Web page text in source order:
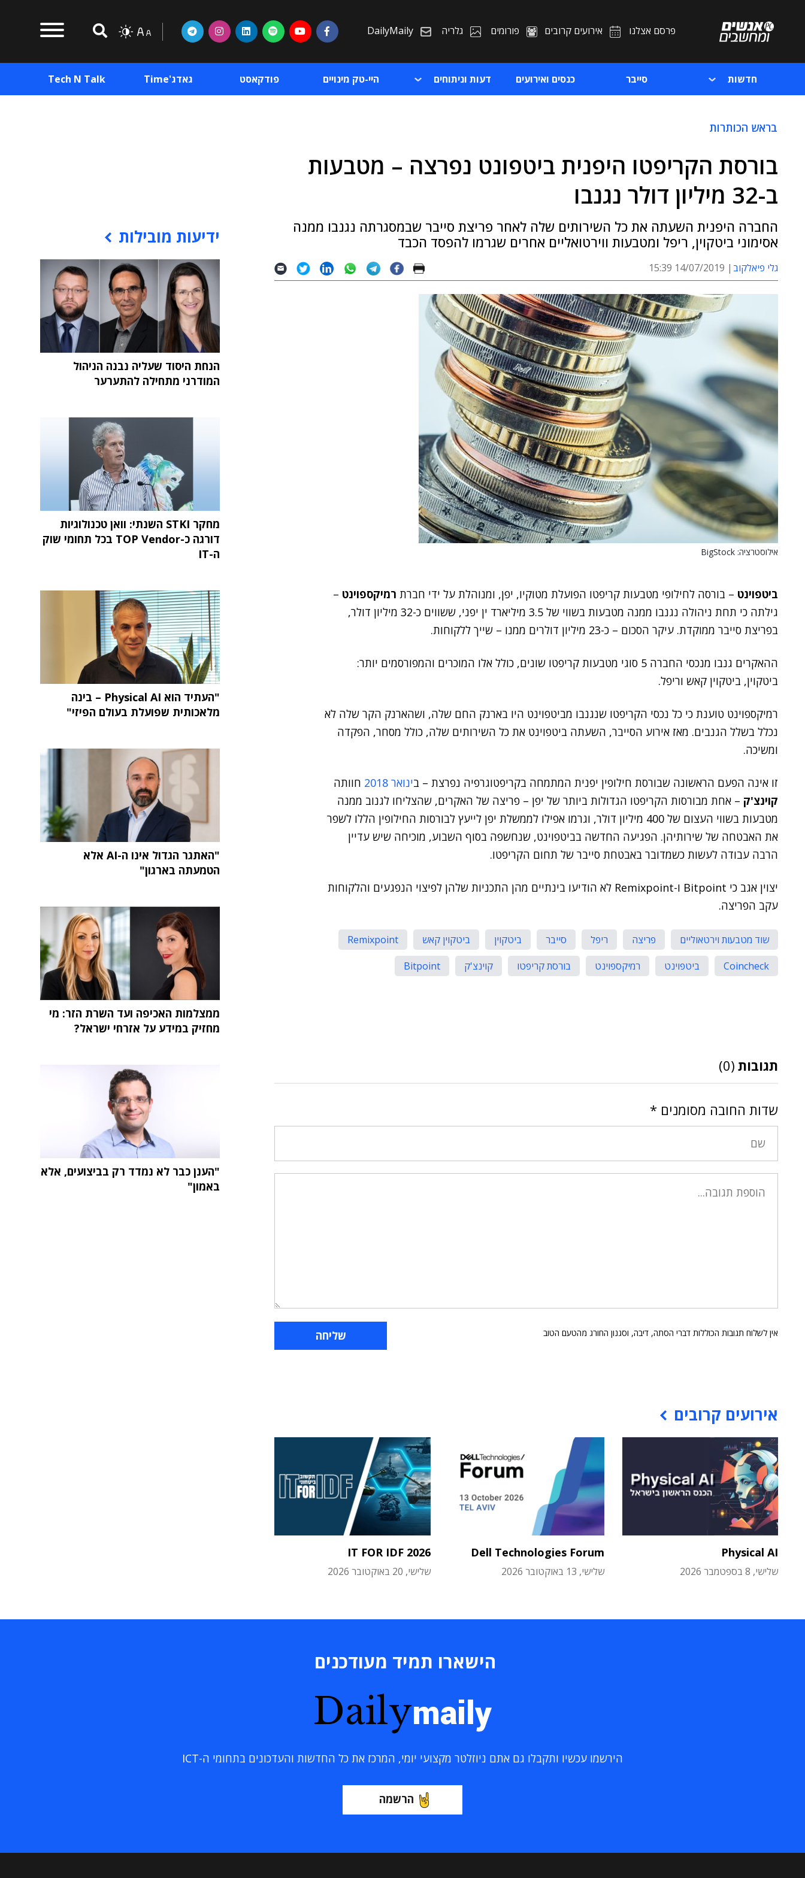
פרסם אצלנו אירועים קרובים פורומים גלריה DailyMaily
חדשות סייבר כנסים ואירועים דעות וניתוחים היי-טק מינויים פודקאסט גאדג'Time Tech N Talk
בראש הכותרות
בורסת הקריפטו היפנית ביטפונט נפרצה – מטבעות
ב-32 מיליון דולר נגנבו
החברה היפנית השעתה את כל השירותים שלה לאחר פריצת סייבר שבמסגרתה נגנבו ממנה
אסימוני ביטקוין, ריפל ומטבעות ווירטואליים אחרים שגרמו להפסד הכבד
גלי פיאלקוב 14/07/2019 15:39
אילוסטרציה: BigStock
ביטפוינט – בורסה לחילופי מטבעות קריפטו הפועלת מטוקיו, יפן, ומנוהלת על ידי חברת רמיקספוינט –
גילתה כי תחת ניהולה נגנבו ממנה מטבעות בשווי של 3.5 מיליארד ין יפני, ששווים כ-32 מיליון דולר,
בפריצת סייבר ממוקדת. עיקר הסכום – כ-23 מיליון דולרים ממנו – שייך ללקוחות.
ההאקרים גנבו מנכסי החברה 5 סוגי מטבעות קריפטו שונים, כולל אלו המוכרים והמפורסמים יותר:
ביטקוין, ביטקוין קאש וריפל.
רמיקספוינט טוענת כי כל נכסי הקריפטו שנגנבו מביטפוינט היו בארנק החם שלה, ושהארנק הקר שלה לא
נכלל בשלל הגנבים. מאז אירוע הסייבר, השעתה ביטפוינט את כל השירותים שלה, כולל מסחר, הפקדה
ומשיכה.
זו אינה הפעם הראשונה שבורסת חילופין יפנית המתמחה בקריפטוגרפיה נפרצת – בינואר 2018
חוותה
קוינצ'ק – אחת מבורסות הקריפטו הגדולות ביותר של יפן – פריצה של האקרים, שהצליחו לגנוב ממנה
מטבעות בשווי העצום של 400 מיליון דולר, וגרמו אפילו לממשלת יפן לייעץ לבורסות החילופין הללו לשפר
את האבטחה של שירותיהן. הפגיעה החדשה בביטפוינט, שנחשפה בסוף השבוע, מוכיחה שיש עדיין
הרבה עבודה לעשות כשמדובר באבטחת סייבר של תחום הקריפטו.
יצוין אגב כי Bitpoint ו-Remixpoint לא הודיעו בינתיים מהן התכניות שלהן לפיצוי הנפגעים והלקוחות
עקב הפריצה.
שוד מטבעות וירטאוליים פריצה ריפל סייבר ביטקוין ביטקוין קאש
Remixpoint
Coincheck
ביטפוינט רמיקספוינט בורסת קריפטו קוינצ'ק Bitpoint
תגובות (0)
שדות החובה מסומנים *
אין לשלוח תגובות הכוללות דברי הסתה, דיבה, וסגנון החורג מהטעם הטוב
אירועים קרובים
Physical AI
שלישי, 8 בספטמבר 2026
Dell Technologies Forum
שלישי, 13 באוקטובר 2026
IT FOR IDF 2026
שלישי, 20 באוקטובר 2026
ידיעות מובילות
הנחת היסוד שעליה נבנה הניהול
המודרני מתחילה להתערער
מחקר STKI השנתי: וואן טכנולוגיות
דורגה כ-TOP Vendor בכל תחומי שוק
ה-IT
"העתיד הוא Physical AI – בינה
מלאכותית שפועלת בעולם הפיזי"
"האתגר הגדול אינו ה-AI אלא
הטמעתה בארגון"
ממצלמות האכיפה ועד השרת הזר: מי
מחזיק במידע על אזרחי ישראל?
"הענן כבר לא נמדד רק בביצועים, אלא
באמון"
הישארו תמיד מעודכנים
Dailymaily
הירשמו עכשיו ותקבלו גם אתם ניוזלטר מקצועי יומי, המרכז את כל החדשות והעדכונים בתחומי ה-ICT
הרשמה